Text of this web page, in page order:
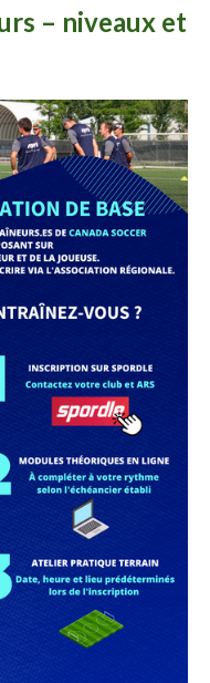
– niveaux et